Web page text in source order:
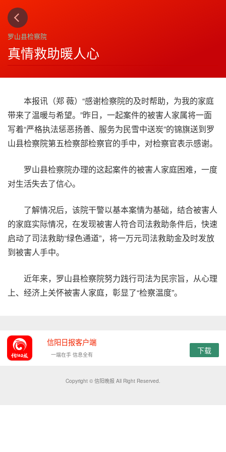
罗山县检察院
真情救助暖人心
本报讯（郑 薇）“感谢检察院的及时帮助，为我的家庭
带来了温暖与希望。”昨日，一起案件的被害人家属将一面
写着“严格执法惩恶扬善、服务为民雪中送炭”的锦旗送到罗
山县检察院第五检察部检察官的手中，对检察官表示感谢。
罗山县检察院办理的这起案件的被害人家庭困难，一度
对生活失去了信心。
了解情况后，该院干警以基本案情为基础，结合被害人
的家庭实际情况，在发现被害人符合司法救助条件后，快速
启动了司法救助“绿色通道”，将一万元司法救助金及时发放
到被害人手中。
近年来，罗山县检察院努力践行司法为民宗旨，从心理
上、经济上关怀被害人家庭，彰显了“检察温度”。
信阳日报客户端
一端在手 信息全有 下载
Copyright © 信阳晚报 All Right Reserved.